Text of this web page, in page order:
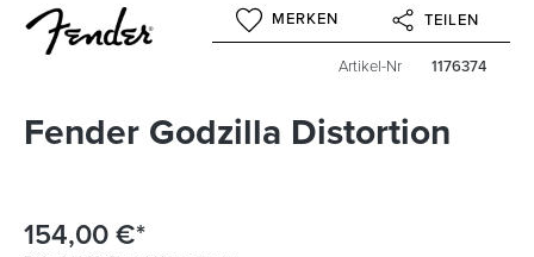
MERKEN TEILEN
Artikel-Nr 1176374
Fender Godzilla Distortion
154,00 €*